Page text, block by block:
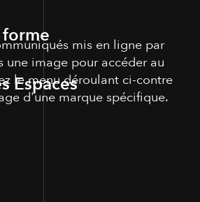
Espaces
mis en ligne par
une image pour accéder au
le menu déroulant ci-contre
d'une marque spécifique.